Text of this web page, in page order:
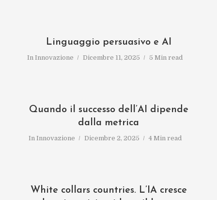
Linguaggio persuasivo e AI
In Innovazione Dicembre 11, 2025 5 Min read
Quando il successo dell’AI dipende
dalla metrica
In Innovazione Dicembre 2, 2025 4 Min read
White collars countries. L’IA cresce